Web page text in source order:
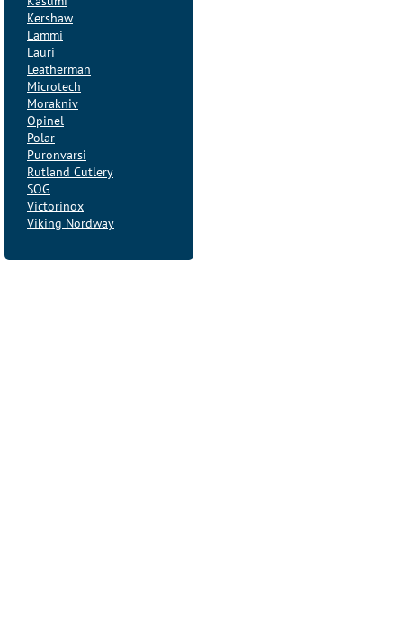
Kershaw
Lammi
Lauri
Leatherman
Microtech
Morakniv
Opinel
Polar
Puronvarsi
Rutland Cutlery
SOG
Victorinox
Viking Nordway